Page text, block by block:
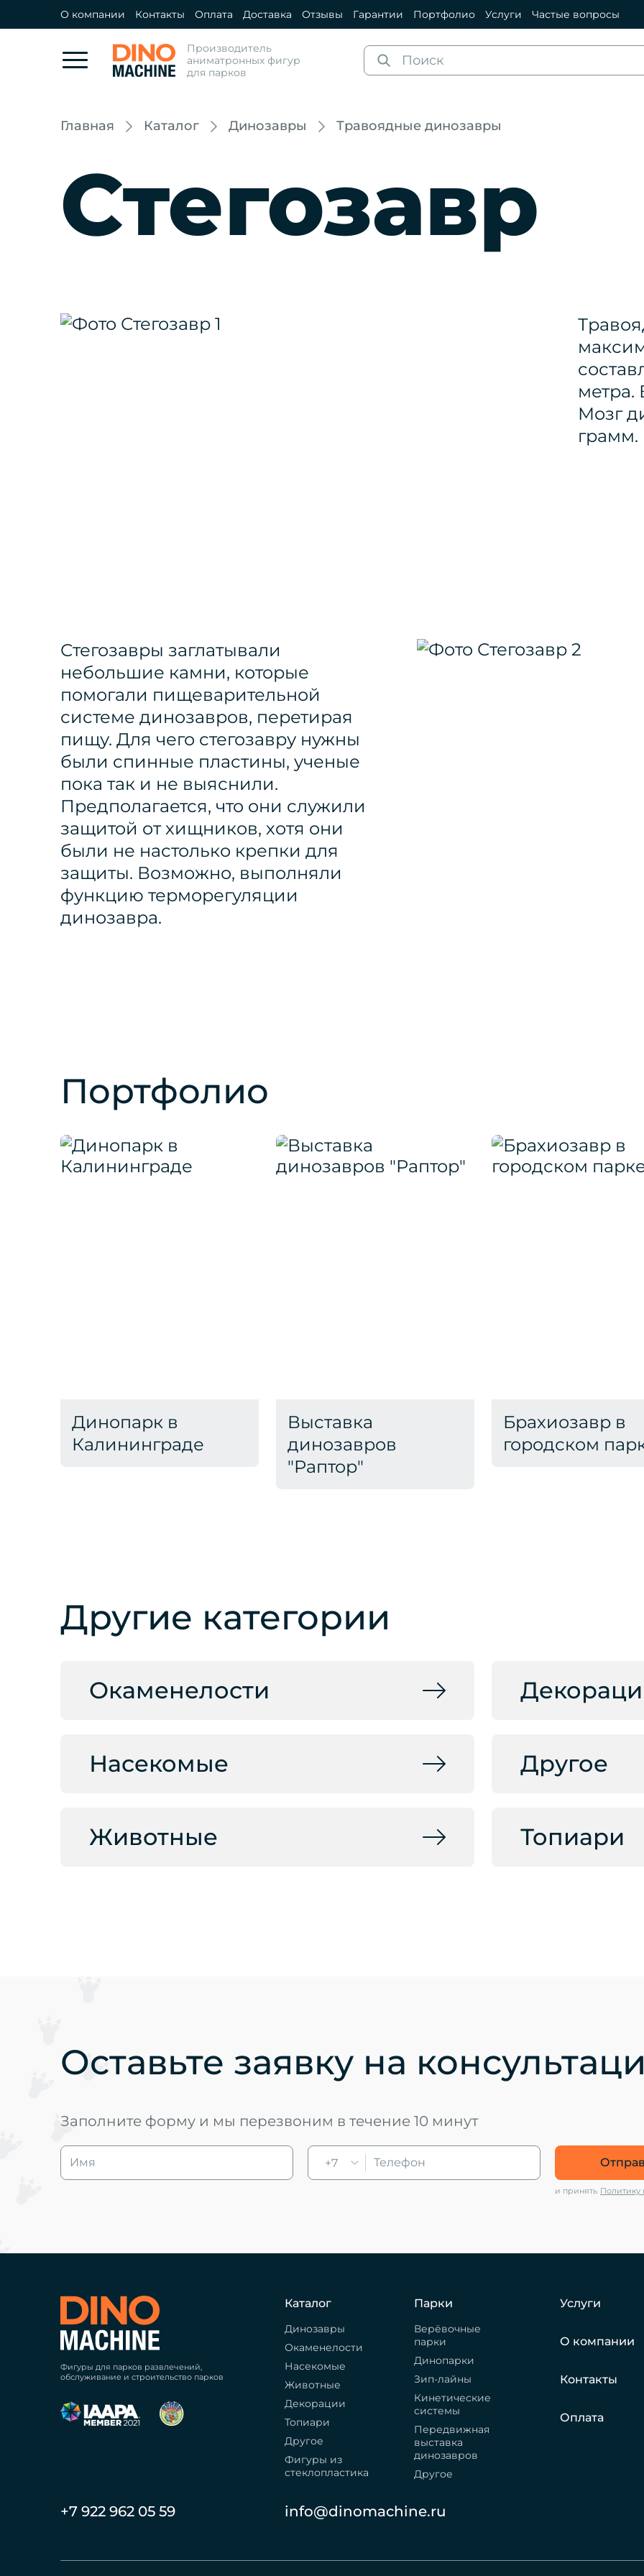
О компании Контакты Оплата Доставка Отзывы Гарантии Портфолио Услуги Частые вопросы
Производитель
аниматронных фигур
для парков
Главная Каталог Динозавры Травоядные динозавры
Стегозавр
метра.
Мозг
грамм.
Стегозавры заглатывали
небольшие камни, которые
помогали пищеварительной
системе динозавров, перетирая
пищу. Для чего стегозавру нужны
были спинные пластины, ученые
пока так и не выяснили.
Предполагается, что они служили
защитой от хищников, хотя они
были не настолько крепки для
защиты. Возможно, выполняли
функцию терморегуляции
динозавра.
Портфолио
Динопарк в
Калининграде
Выставка
динозавров
"Раптор"
Брахиозавр в
городском
Другие категории
Окаменелости
Насекомые
Животные
Другое
Топиари
Оставьте заявку на
Заполните форму и мы перезвоним в течение 10 минут
+7
и принять Политику
Фигуры для парков развлечений,
обслуживание и строительство парков
Каталог
Динозавры
Окаменелости
Насекомые
Животные
Декорации
Топиари
Другое
Фигуры из
стеклопластика
Парки
Верёвочные
парки
Динопарки
Зип-лайны
Кинетические
системы
Передвижная
выставка
динозавров
Другое
Услуги
О компании
Контакты
Оплата
+7 922 962 05 59 info@dinomachine.ru